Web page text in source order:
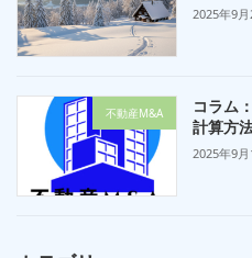
2025年9月
不動産M&A
コラム
計算方
2025年9月